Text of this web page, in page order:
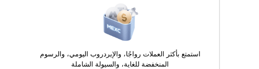
استمتع بأكثر العملات رواجًا، والإيردروب اليومي، والرسوم
المنخفضة للغاية، والسيولة الشاملة